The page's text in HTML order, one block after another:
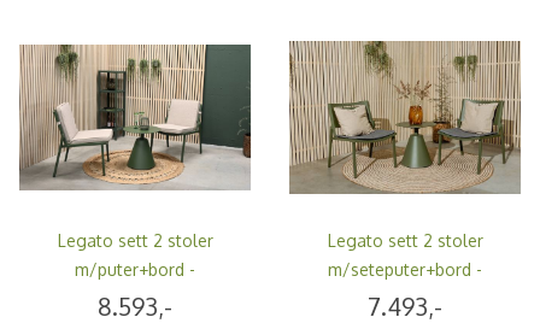
Legato sett 2 stoler
m/puter+bord -
urbangrønn/linbeige
8.593,-
Legato sett 2 stoler
m/seteputer+bord -
urbangrønn/fibergrå
7.493,-